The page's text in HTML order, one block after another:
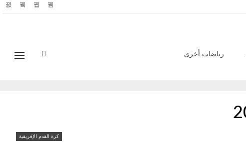
رياضات أخرى
كرة القدم الإفريقية